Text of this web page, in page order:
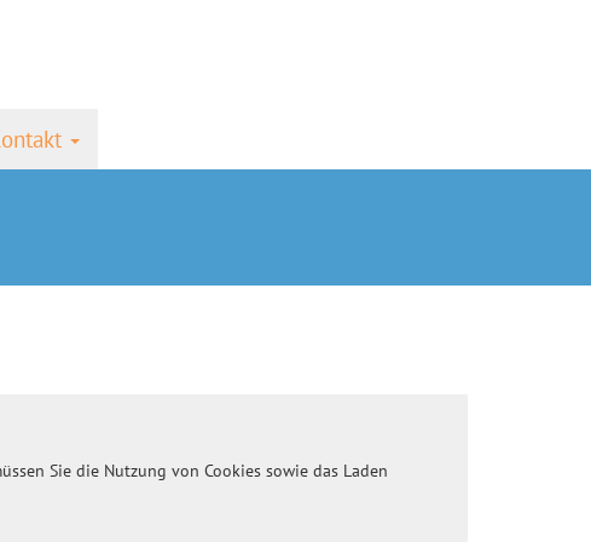
Sie die Nutzung von Cookies sowie das Laden